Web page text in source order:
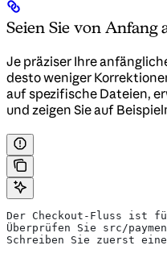
Seien Sie von Anfang
Je präziser Ihre
desto weniger
auf spezifische Dateien,
und zeigen Sie auf
Der Checkout-Fluss ist
Überprüfen Sie src/
Schreiben Sie zuerst